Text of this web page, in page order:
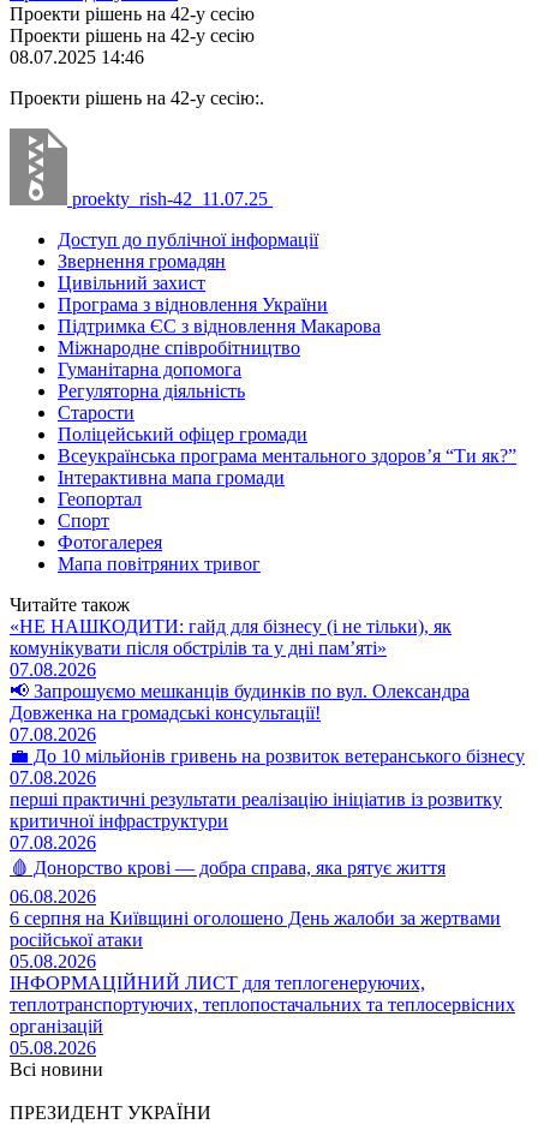
Проекти рішень на 42-у сесію
Проекти рішень на 42-у сесію
08.07.2025 14:46
Проекти рішень на 42-у сесію:.
proekty_rish-42_11.07.25
Доступ до публічної інформації
Звернення громадян
Цивільний захист
Програма з відновлення України
Підтримка ЄС з відновлення Макарова
Міжнародне співробітництво
Гуманітарна допомога
Регуляторна діяльність
Старости
Поліцейський офіцер громади
Всеукраїнська програма ментального здоров’я “Ти як?”
Інтерактивна мапа громади
Геопортал
Спорт
Фотогалерея
Мапа повітряних тривог
Читайте також
«НЕ НАШКОДИТИ: гайд для бізнесу (і не тільки), як
комунікувати після обстрілів та у дні пам’яті»
07.08.2026
📢 Запрошуємо мешканців будинків по вул. Олександра
Довженка на громадські консультації!
07.08.2026
💼 До 10 мільйонів гривень на розвиток ветеранського бізнесу
07.08.2026
перші практичні результати реалізацію ініціатив із розвитку
критичної інфраструктури
07.08.2026
🩸 Донорство крові — добра справа, яка рятує життя
06.08.2026
6 серпня на Київщині оголошено День жалоби за жертвами
російської атаки
05.08.2026
ІНФОРМАЦІЙНИЙ ЛИСТ для теплогенеруючих,
теплотранспортуючих, теплопостачальних та теплосервісних
організацій
05.08.2026
Всі новини
ПРЕЗИДЕНТ УКРАЇНИ